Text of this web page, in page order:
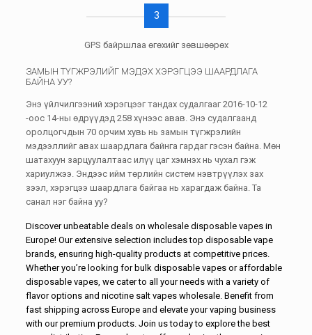
3
GPS байршлаа өгөхийг зөвшөөрөх
ЗАМЫН ТҮГЖРЭЛИЙГ МЭДЭХ ХЭРЭГЦЭЭ ШААРДЛАГА
БАЙНА УУ?
Энэ үйлчилгээний хэрэгцээг тандах судалгааг 2016-10-12
-оос 14-ны өдрүүдэд 258 хүнээс авав. Энэ судалгаанд
оролцогчдын 70 орчим хувь нь замын түгжрэлийн
мэдээллийг авах шаардлага байнга гардаг гэсэн байна. Мөн
шатахуун зарцуулалтаас илүү цаг хэмнэх нь чухал гэж
хариулжээ. Эндээс ийм төрлийн систем нэвтрүүлэх зах
зээл, хэрэгцээ шаардлага байгаа нь харагдаж байна. Та
санал нэг байна уу?
Discover unbeatable deals onwholesale disposable vapes in
Europe! Our extensive selection includestop disposable vape
brands , ensuring high-quality products at competitive prices.
Whether you’re looking forbulk disposable vapes or affordable
disposable vapes, we cater to all your needs with a variety of
flavor options and nicotine salt vapes wholesale. Benefit from
fast shipping across Europe and elevate your vaping business
with our premium products. Join us today to explore the best